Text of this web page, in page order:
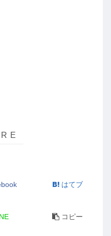
はてブ
コピー